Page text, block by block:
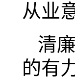
从业
清
的有